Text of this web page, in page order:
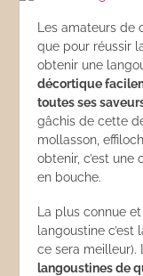
Les amateurs
que pour réussir
obtenir une
décortique
toutes ses
gâchis de cette
mollasson,
obtenir, c’est
en bouche.
La plus connue
langoustine c’est
ce sera meilleur).
langoustines de